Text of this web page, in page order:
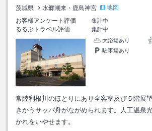
茨城県 水郷潮来・鹿島神宮
地図
お客様アンケート評価
集計中
るるぶトラベル評価
集計中
大浴場あり
駐車場あり
常陸利根川のほとりにあり全客室及び５階展
きかうサッパ舟がながめられます。人工温泉
かれをいやせます。